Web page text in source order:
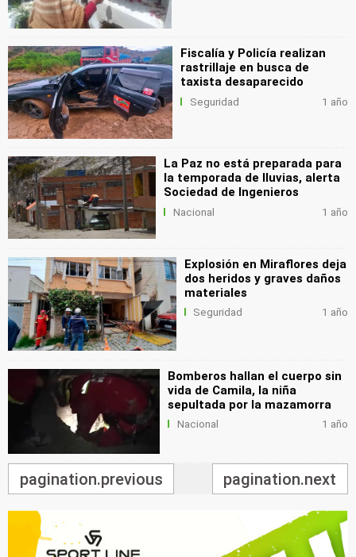
Fiscalía y Policía realizan
rastrillaje en busca de
taxista desaparecido
Seguridad 1 año
La Paz no está preparada para
la temporada de lluvias, alerta
Sociedad de Ingenieros
Nacional 1 año
Explosión en Miraflores deja
dos heridos y graves daños
materiales
Seguridad 1 año
Bomberos hallan el cuerpo sin
vida de Camila, la niña
sepultada por la mazamorra
Nacional 1 año
pagination.previous pagination.next